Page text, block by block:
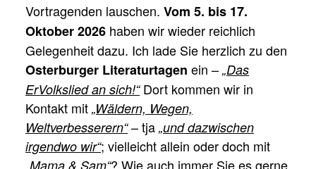
Vortragenden lauschen. Vom 5. bis 17.
Oktober 2026 haben wir wieder reichlich
Gelegenheit dazu. Ich lade Sie herzlich zu den
Osterburger Literaturtagen ein – „Das
ErVolkslied an sich!“Dort kommen wir in
Kontakt mit „Wäldern, Wegen,
Weltverbesserern“– tja „und dazwischen
irgendwo wir“; vielleicht allein oder doch mit
„Mama & Sam“? Wie auch immer Sie es gerne